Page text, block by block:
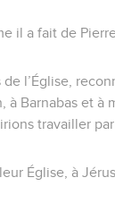
il a fait de
l’Église,
Barnabas et à
travailler
Église, à